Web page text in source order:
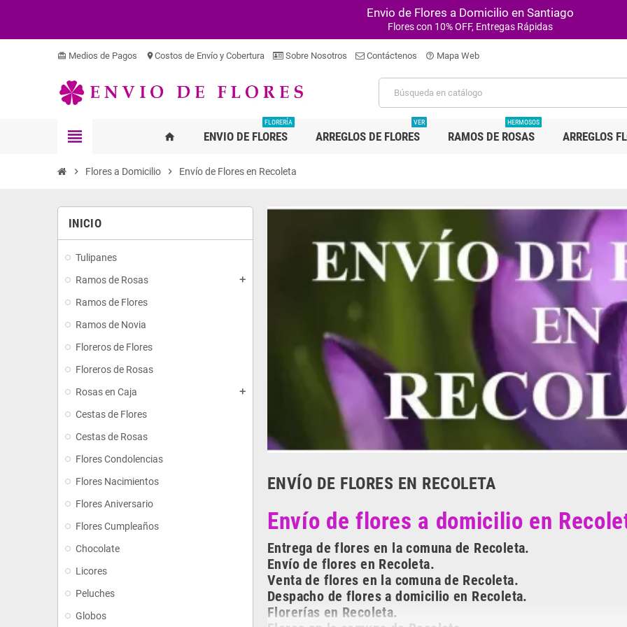
Envio de Flores a Domicilio en Santiago
Flores con 10% OFF, Entregas Rápidas
card_giftcard Medios de Pagos location_onCostos de Envío y Cobertura Sobre Nosotros Contáctenos help_outline Mapa Web
view_headline home ENVIO DE FLORES
FLORERÍA
ARREGLOS DE FLORES
VER
RAMOS DE ROSAS
HERMOSOS
ARREGLOS
chevron_right Flores a Domicilio chevron_right Envío de Flores en Recoleta
INICIO
Tulipanes
Ramos de Rosas
add
Ramos de Flores
Ramos de Novia
Floreros de Flores
Floreros de Rosas
Rosas en Caja
add
Cestas de Flores
Cestas de Rosas
Flores Condolencias
Flores Nacimientos
Flores Aniversario
Flores Cumpleaños
Chocolate
Licores
Peluches
Globos
ENVÍO DE FLORES EN RECOLETA
Envío de flores a domicilio en
Entrega de flores en la comuna de Recoleta.
Envío de flores en Recoleta.
Venta de flores en la comuna de Recoleta.
Despacho de flores a domicilio en Recoleta.
Florerías en Recoleta.